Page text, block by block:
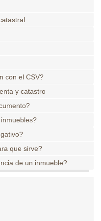
con el CSV?
y catastro
que sirve?
de un inmueble?